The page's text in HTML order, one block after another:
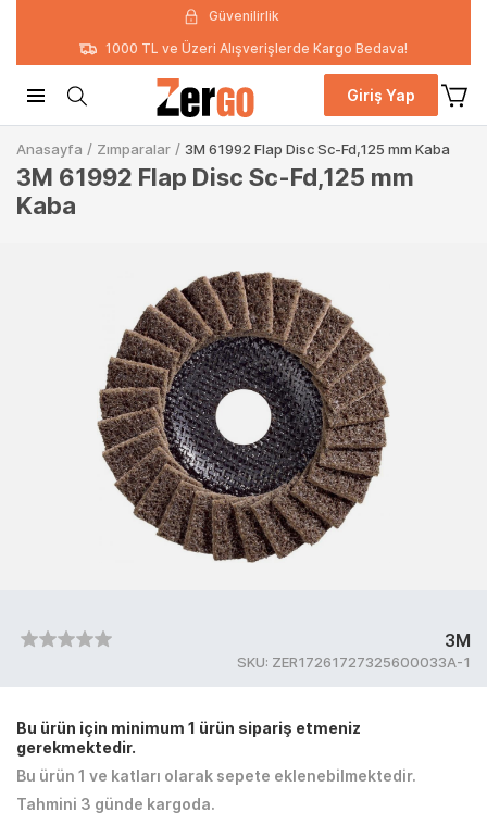
Güvenilirlik
1000 TL ve Üzeri Alışverişlerde Kargo Bedava!
Giriş Yap
Anasayfa / Zımparalar / 3M 61992 Flap Disc Sc-Fd,125 mm Kaba
3M 61992 Flap Disc Sc-Fd,125 mm
Kaba
3M
SKU: ZER17261727325600033A-1
Bu ürün için minimum 1 ürün sipariş etmeniz
gerekmektedir.
Bu ürün 1 ve katları olarak sepete eklenebilmektedir.
Tahmini 3 günde kargoda.